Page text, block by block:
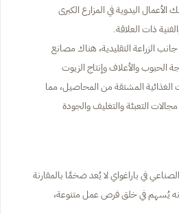
اليدوية في المزارع الكبرى
ذات العلاقة.
جانب الزراعة التقليدية، هناك مصانع
الحبوب والأعلاف وإنتاج الزيوت
الغذائية المشتقة من المحاصيل، مما
التعبئة والتغليف والجودة
في باراغواي لا يُعد ضخمًا بالمقارنة
يُسهم في خلق فرص عمل متنوعة،